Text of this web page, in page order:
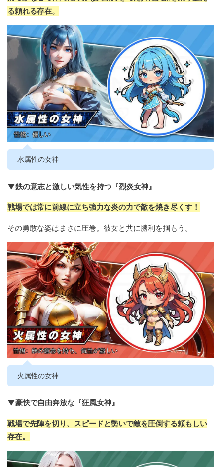
る頼れる存在。
水属性の女神
▼鉄の意志と激しい気性を持つ『烈炎女神』
戦場では常に前線に立ち強力な炎の力で敵を焼き尽くす！
その勇敢な姿はまさに圧巻。彼女と共に勝利を掴もう。
火属性の女神
▼豪快で自由奔放な『狂風女神』
戦場で先陣を切り、スピードと勢いで敵を圧倒する頼もしい
存在。